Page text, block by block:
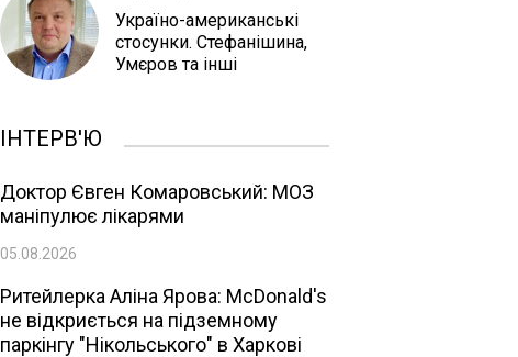
Україно-американські
стосунки. Стефанішина,
Умєров та інші
ІНТЕРВ'Ю
Доктор Євген Комаровський: МОЗ
маніпулює лікарями
05.08.2026
Ритейлерка Аліна Ярова: McDonald's
не відкриється на підземному
паркінгу "Нікольського" в Харкові